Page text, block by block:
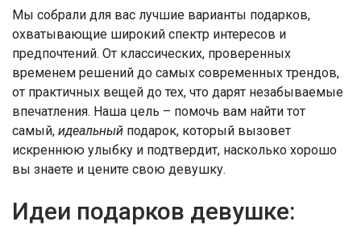
Мы собрали для вас лучшие варианты подарков,
охватывающие широкий спектр интересов и
предпочтений. От классических, проверенных
временем решений до самых современных трендов,
от практичных вещей до тех, что дарят незабываемые
впечатления. Наша цель – помочь вам найти тот
самый, идеальный подарок, который вызовет
искреннюю улыбку и подтвердит, насколько хорошо
вы знаете и цените свою девушку.
Идеи подарков девушке: